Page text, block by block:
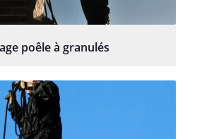
poêle à granulés